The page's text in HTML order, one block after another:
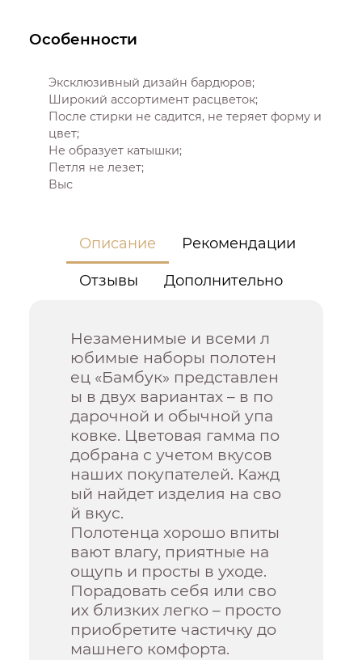
Особенности
Эксклюзивный дизайн бардюров;
Широкий ассортимент расцветок;
После стирки не садится, не теряет форму и
цвет;
Не образует катышки;
Петля не лезет;
Выс
Описание Рекомендации
Отзывы Дополнительно
Незаменимые и всеми л
юбимые наборы полотен
ец «Бамбук» представлен
ы в двух вариантах – в по
дарочной и обычной упа
ковке. Цветовая гамма по
добрана с учетом вкусов
наших покупателей. Кажд
ый найдет изделия на сво
й вкус.
Полотенца хорошо впиты
вают влагу, приятные на
ощупь и просты в уходе.
Порадовать себя или сво
их близких легко – просто
приобретите частичку до
машнего комфорта.